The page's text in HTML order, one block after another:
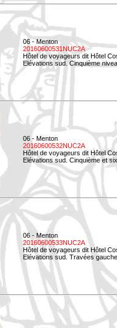
06 - Menton
20160600531NUC2A
Hôtel de voyageurs dit Hôtel
Elévations sud. Cinquième
06 - Menton
20160600532NUC2A
Hôtel de voyageurs dit Hôtel
Elévations sud. Cinquième et
06 - Menton
20160600533NUC2A
Hôtel de voyageurs dit Hôtel
Elévations sud. Travées